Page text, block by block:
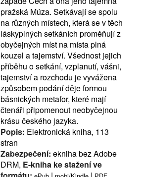
pražská Múza. Setkávají se spolu
na různých místech, která se v těch
láskyplných setkáních proměňují z
obyčejných míst na místa plná
kouzel a tajemství. Všednost jejich
příběhu o setkání, vzplanutí, vášni,
tajemství a rozchodu je vyvážena
způsobem podání děje formou
básnických metafor, které mají
čtenáři připomenout neobyčejnou
krásu českého jazyka.
Popis: Elektronická kniha, 113
stran
Zabezpečení: ekniha bez Adobe
DRM, E-kniha ke stažení ve